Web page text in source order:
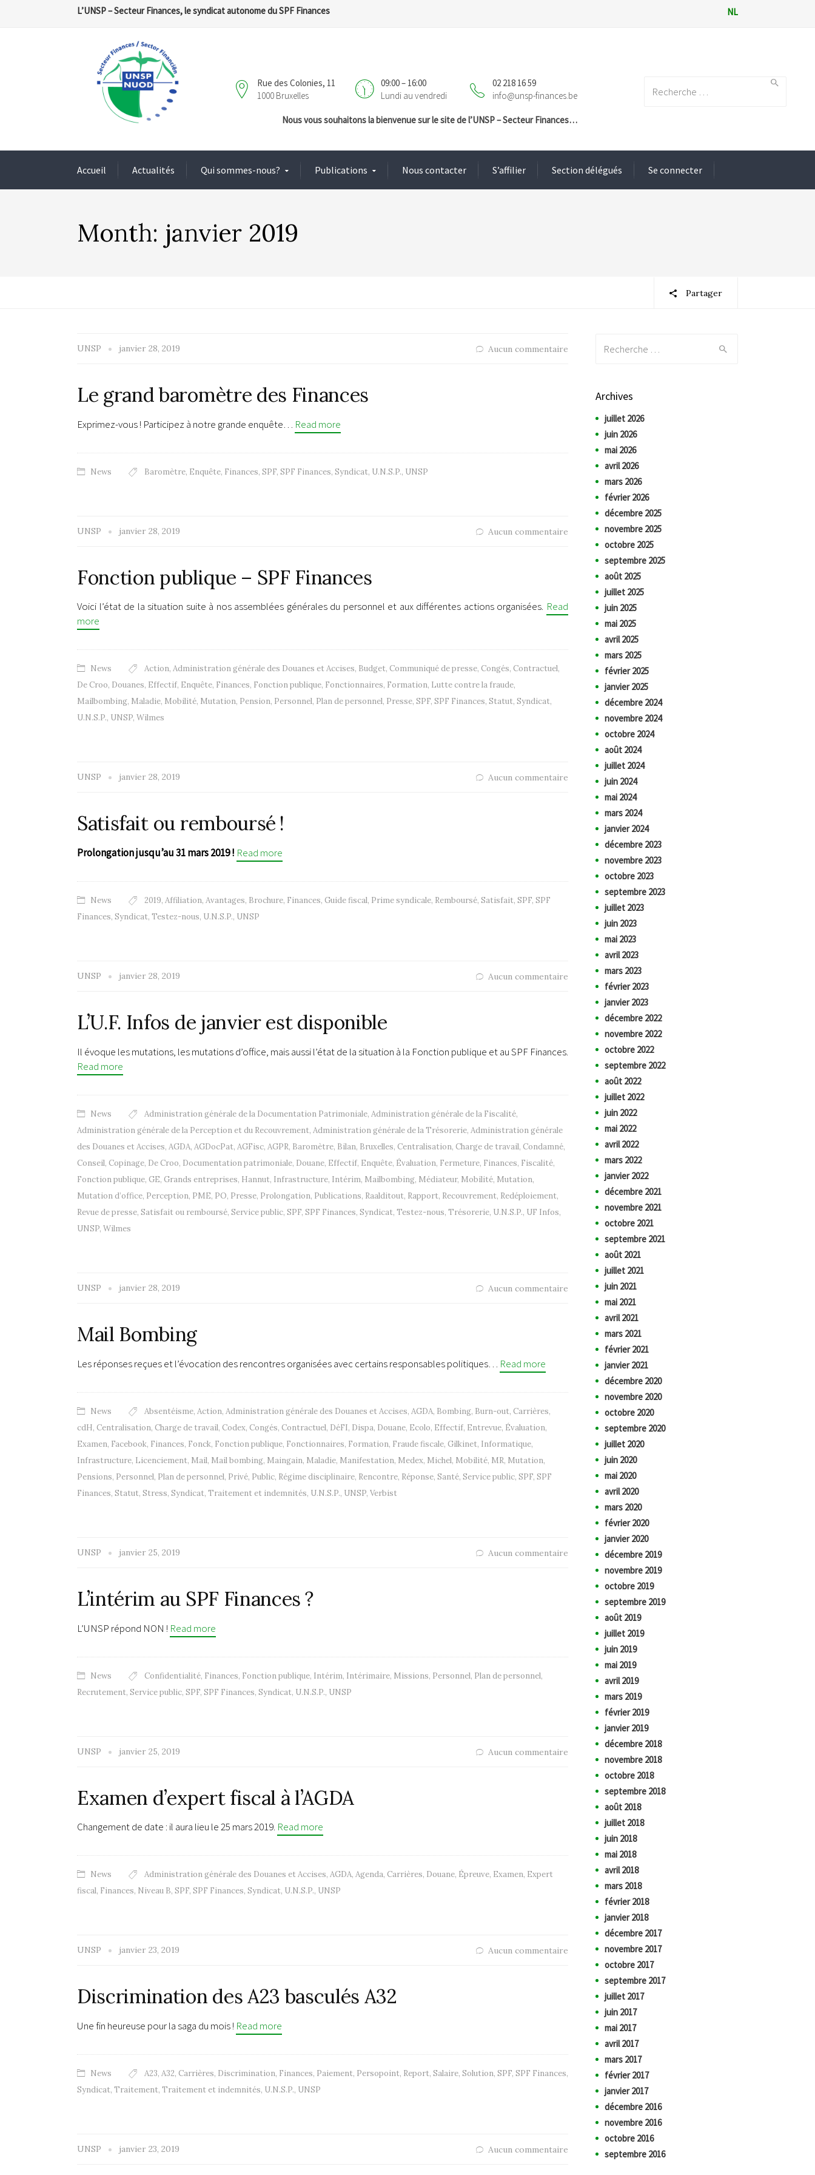
L’UNSP – Secteur Finances, le syndicat autonome du SPF Finances NL
02 218 16 59
info@unsp-finances.be
09:00 – 16:00
Lundi au vendredi
Rue des Colonies, 11
1000 Bruxelles
Nous vous souhaitons la bienvenue sur le site de l’UNSP – Secteur Finances…
Accueil Actualités Qui sommes-nous? Publications Nous contacter S’affilier Section délégués Se connecter
Month: janvier 2019
Partager
UNSP janvier 28, 2019 Aucun commentaire
Le grand baromètre des Finances
Exprimez-vous ! Participez à notre grande enquête… Read more
News Baromètre, Enquête, Finances, SPF, SPF Finances, Syndicat, U.N.S.P., UNSP
UNSP janvier 28, 2019 Aucun commentaire
Fonction publique – SPF Finances
Voici l’état de la situation suite à nos assemblées générales du personnel et aux différentes actions organisées. Read
more
News Action, Administration générale des Douanes et Accises, Budget, Communiqué de presse, Congés, Contractuel,
De Croo, Douanes, Effectif, Enquête, Finances, Fonction publique, Fonctionnaires, Formation, Lutte contre la fraude,
Mailbombing, Maladie, Mobilité, Mutation, Pension, Personnel, Plan de personnel, Presse, SPF, SPF Finances, Statut, Syndicat,
U.N.S.P., UNSP, Wilmes
UNSP janvier 28, 2019 Aucun commentaire
Satisfait ou remboursé !
Prolongation jusqu’au 31 mars 2019 ! Read more
News 2019, Affiliation, Avantages, Brochure, Finances, Guide fiscal, Prime syndicale, Remboursé, Satisfait, SPF, SPF
Finances, Syndicat, Testez-nous, U.N.S.P., UNSP
UNSP janvier 28, 2019 Aucun commentaire
L’U.F. Infos de janvier est disponible
Il évoque les mutations, les mutations d’office, mais aussi l’état de la situation à la Fonction publique et au SPF Finances.
Read more
News Administration générale de la Documentation Patrimoniale, Administration générale de la Fiscalité,
Administration générale de la Perception et du Recouvrement, Administration générale de la Trésorerie, Administration générale
des Douanes et Accises, AGDA, AGDocPat, AGFisc, AGPR, Baromètre, Bilan, Bruxelles, Centralisation, Charge de travail, Condamné,
Conseil, Copinage, De Croo, Documentation patrimoniale, Douane, Effectif, Enquête, Évaluation, Fermeture, Finances, Fiscalité,
Fonction publique, GE, Grands entreprises, Hannut, Infrastructure, Intérim, Mailbombing, Médiateur, Mobilité, Mutation,
Mutation d’office, Perception, PME, PO, Presse, Prolongation, Publications, Raalditout, Rapport, Recouvrement, Redéploiement,
Revue de presse, Satisfait ou remboursé, Service public, SPF, SPF Finances, Syndicat, Testez-nous, Trésorerie, U.N.S.P., UF Infos,
UNSP, Wilmes
UNSP janvier 28, 2019 Aucun commentaire
Mail Bombing
Les réponses reçues et l’évocation des rencontres organisées avec certains responsables politiques… Read more
News Absentéisme, Action, Administration générale des Douanes et Accises, AGDA, Bombing, Burn-out, Carrières,
cdH, Centralisation, Charge de travail, Codex, Congés, Contractuel, DéFI, Dispa, Douane, Ecolo, Effectif, Entrevue, Évaluation,
Examen, Facebook, Finances, Fonck, Fonction publique, Fonctionnaires, Formation, Fraude fiscale, Gilkinet, Informatique,
Infrastructure, Licenciement, Mail, Mail bombing, Maingain, Maladie, Manifestation, Medex, Michel, Mobilité, MR, Mutation,
Pensions, Personnel, Plan de personnel, Privé, Public, Régime disciplinaire, Rencontre, Réponse, Santé, Service public, SPF, SPF
Finances, Statut, Stress, Syndicat, Traitement et indemnités, U.N.S.P., UNSP, Verbist
UNSP janvier 25, 2019 Aucun commentaire
L’intérim au SPF Finances ?
L’UNSP répond NON ! Read more
News Confidentialité, Finances, Fonction publique, Intérim, Intérimaire, Missions, Personnel, Plan de personnel,
Recrutement, Service public, SPF, SPF Finances, Syndicat, U.N.S.P., UNSP
UNSP janvier 25, 2019 Aucun commentaire
Examen d’expert fiscal à l’AGDA
Changement de date : il aura lieu le 25 mars 2019. Read more
News Administration générale des Douanes et Accises, AGDA, Agenda, Carrières, Douane, Épreuve, Examen, Expert
fiscal, Finances, Niveau B, SPF, SPF Finances, Syndicat, U.N.S.P., UNSP
UNSP janvier 23, 2019 Aucun commentaire
Discrimination des A23 basculés A32
Une fin heureuse pour la saga du mois ! Read more
News A23, A32, Carrières, Discrimination, Finances, Paiement, Persopoint, Report, Salaire, Solution, SPF, SPF Finances,
Syndicat, Traitement, Traitement et indemnités, U.N.S.P., UNSP
UNSP janvier 23, 2019 Aucun commentaire
Archives
juillet 2026
juin 2026
mai 2026
avril 2026
mars 2026
février 2026
décembre 2025
novembre 2025
octobre 2025
septembre 2025
août 2025
juillet 2025
juin 2025
mai 2025
avril 2025
mars 2025
février 2025
janvier 2025
décembre 2024
novembre 2024
octobre 2024
août 2024
juillet 2024
juin 2024
mai 2024
mars 2024
janvier 2024
décembre 2023
novembre 2023
octobre 2023
septembre 2023
juillet 2023
juin 2023
mai 2023
avril 2023
mars 2023
février 2023
janvier 2023
décembre 2022
novembre 2022
octobre 2022
septembre 2022
août 2022
juillet 2022
juin 2022
mai 2022
avril 2022
mars 2022
janvier 2022
décembre 2021
novembre 2021
octobre 2021
septembre 2021
août 2021
juillet 2021
juin 2021
mai 2021
avril 2021
mars 2021
février 2021
janvier 2021
décembre 2020
novembre 2020
octobre 2020
septembre 2020
juillet 2020
juin 2020
mai 2020
avril 2020
mars 2020
février 2020
janvier 2020
décembre 2019
novembre 2019
octobre 2019
septembre 2019
août 2019
juillet 2019
juin 2019
mai 2019
avril 2019
mars 2019
février 2019
janvier 2019
décembre 2018
novembre 2018
octobre 2018
septembre 2018
août 2018
juillet 2018
juin 2018
mai 2018
avril 2018
mars 2018
février 2018
janvier 2018
décembre 2017
novembre 2017
octobre 2017
septembre 2017
juillet 2017
juin 2017
mai 2017
avril 2017
mars 2017
février 2017
janvier 2017
décembre 2016
novembre 2016
octobre 2016
septembre 2016